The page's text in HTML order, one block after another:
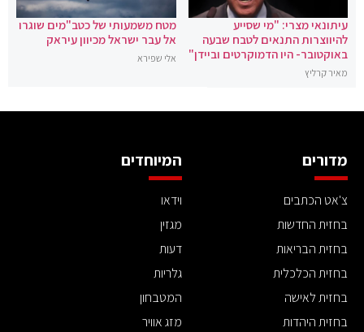
עיתונאי מצרי: "מי שסייע
להיווצרות התנאים לטבח שבעה
באוקטובר- היו הדמוקרטים וביידן"
מאיר קרליץ
מטח משמעותי של כטב"מים שוגרו
אל עבר ישראל מכיוון עיראק
אלי שפירא
מדורים
צ'אט הכתבים
בחזית החדשות
בחזית הבריאות
בחזית הכלכלית
בחזית לאישה
בחזית היהדות
המיוחדים
וידאו
מגזין
דעות
גלריות
המטבחון
מזג אוויר